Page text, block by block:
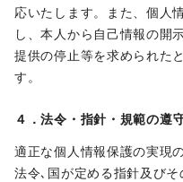
応いたします。また、個人
し、本人から自己情報の開
提供の停止等を求められた
す。
４．法令・指針・規範の遵
適正な個人情報保護の実現
法令､国が定める指針及びそ